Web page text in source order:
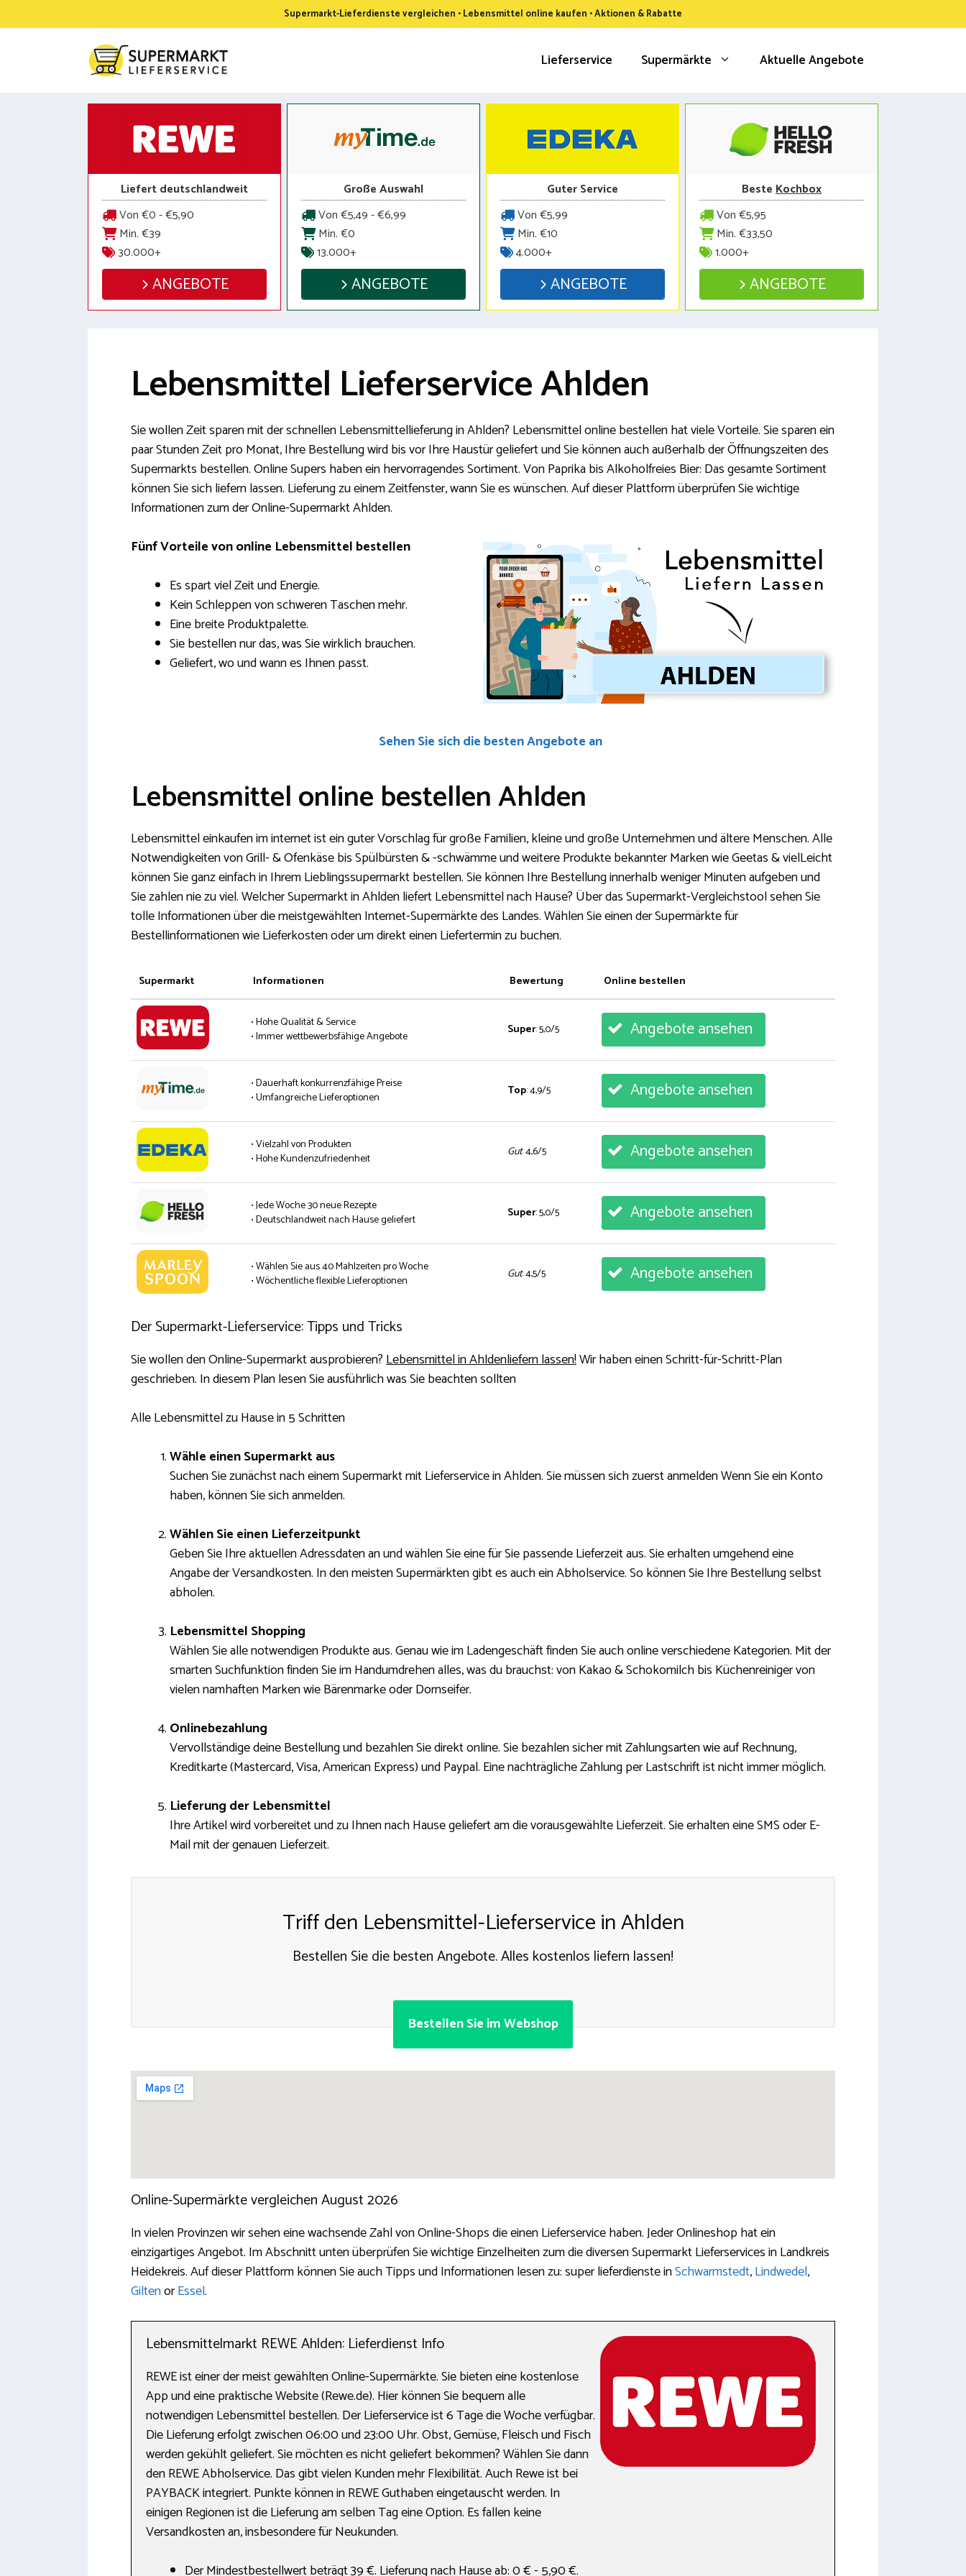
Inhalt
Supermarkt-Lieferdienste vergleichen • Lebensmittel online kaufen • Aktionen & Rabatte
Lieferservice Supermärkte Aktuelle Angebote
Liefert deutschlandweit
Von €0 - €5,90
Min. €39
30.000+
ANGEBOTE
Große Auswahl
Von €5,49 - €6,99
Min. €0
13.000+
ANGEBOTE
Guter Service
Von €5,99
Min. €10
4.000+
ANGEBOTE
BesteKochbox
Von €5,95
Min. €33,50
1.000+
ANGEBOTE
Lebensmittel Lieferservice Ahlden
Sie wollen Zeit sparen mit der schnellen Lebensmittellieferung in Ahlden? Lebensmittel online bestellen hat viele Vorteile. Sie sparen ein
paar Stunden Zeit pro Monat, Ihre Bestellung wird bis vor Ihre Haustür geliefert und Sie können auch außerhalb der Öffnungszeiten des
Supermarkts bestellen. Online Supers haben ein hervorragendes Sortiment. Von Paprika bis Alkoholfreies Bier: Das gesamte Sortiment
können Sie sich liefern lassen. Lieferung zu einem Zeitfenster, wann Sie es wünschen. Auf dieser Plattform überprüfen Sie wichtige
Informationen zum der Online-Supermarkt Ahlden.
Fünf Vorteile von online Lebensmittel bestellen
Es spart viel Zeit und Energie.
Kein Schleppen von schweren Taschen mehr.
Eine breite Produktpalette.
Sie bestellen nur das, was Sie wirklich brauchen.
Geliefert, wo und wann es Ihnen passt.
Sehen Sie sich die besten Angebote an
Lebensmittel online bestellen Ahlden
Lebensmittel einkaufen im internet ist ein guter Vorschlag für große Familien, kleine und große Unternehmen und ältere Menschen. Alle
Notwendigkeiten von Grill- & Ofenkäse bis Spülbürsten & -schwämme und weitere Produkte bekannter Marken wie Geetas & vielLeicht
können Sie ganz einfach in Ihrem Lieblingssupermarkt bestellen. Sie können Ihre Bestellung innerhalb weniger Minuten aufgeben und
Sie zahlen nie zu viel. Welcher Supermarkt in Ahlden liefert Lebensmittel nach Hause? Über das Supermarkt-Vergleichstool sehen Sie
tolle Informationen über die meistgewählten Internet-Supermärkte des Landes. Wählen Sie einen der Supermärkte für
Bestellinformationen wie Lieferkosten oder um direkt einen Liefertermin zu buchen.
Supermarkt Informationen Bewertung Online bestellen
• Hohe Qualität & Service
• Immer wettbewerbsfähige Angebote
Super: 5,0/5 Angebote ansehen
• Dauerhaft konkurrenzfähige Preise
• Umfangreiche Lieferoptionen
Top: 4,9/5 Angebote ansehen
• Vielzahl von Produkten
• Hohe Kundenzufriedenheit
Gut: 4,6/5 Angebote ansehen
• Jede Woche 30 neue Rezepte
• Deutschlandweit nach Hause geliefert
Super: 5,0/5 Angebote ansehen
• Wählen Sie aus 40 Mahlzeiten pro Woche
• Wöchentliche flexible Lieferoptionen
Gut: 4,5/5 Angebote ansehen
Der Supermarkt-Lieferservice: Tipps und Tricks
Sie wollen den Online-Supermarkt ausprobieren?Lebensmittel in Ahldenliefern lassen!Wir haben einen Schritt-für-Schritt-Plan
geschrieben. In diesem Plan lesen Sie ausführlich was Sie beachten sollten
Alle Lebensmittel zu Hause in 5 Schritten
Wähle einen Supermarkt aus
Suchen Sie zunächst nach einem Supermarkt mit Lieferservice in Ahlden. Sie müssen sich zuerst anmelden Wenn Sie ein Konto
haben, können Sie sich anmelden.
Wählen Sie einen Lieferzeitpunkt
Geben Sie Ihre aktuellen Adressdaten an und wählen Sie eine für Sie passende Lieferzeit aus. Sie erhalten umgehend eine
Angabe der Versandkosten. In den meisten Supermärkten gibt es auch ein Abholservice. So können Sie Ihre Bestellung selbst
abholen.
Lebensmittel Shopping
Wählen Sie alle notwendigen Produkte aus. Genau wie im Ladengeschäft finden Sie auch online verschiedene Kategorien. Mit der
smarten Suchfunktion finden Sie im Handumdrehen alles, was du brauchst: von Kakao & Schokomilch bis Küchenreiniger von
vielen namhaften Marken wie Bärenmarke oder Dornseifer.
Onlinebezahlung
Vervollständige deine Bestellung und bezahlen Sie direkt online. Sie bezahlen sicher mit Zahlungsarten wie auf Rechnung,
Kreditkarte (Mastercard, Visa, American Express) und Paypal. Eine nachträgliche Zahlung per Lastschrift ist nicht immer möglich.
Lieferung der Lebensmittel
Ihre Artikel wird vorbereitet und zu Ihnen nach Hause geliefert am die vorausgewählte Lieferzeit. Sie erhalten eine SMS oder E-
Mail mit der genauen Lieferzeit.
Triff den Lebensmittel-Lieferservice in Ahlden
Bestellen Sie die besten Angebote. Alles kostenlos liefern lassen!
Bestellen Sie im Webshop
Online-Supermärkte vergleichen August 2026
In vielen Provinzen wir sehen eine wachsende Zahl von Online-Shops die einen Lieferservice haben. Jeder Onlineshop hat ein
einzigartiges Angebot. Im Abschnitt unten überprüfen Sie wichtige Einzelheiten zum die diversen Supermarkt Lieferservices in Landkreis
Heidekreis. Auf dieser Plattform können Sie auch Tipps und Informationen lesen zu: super lieferdienste inSchwarmstedt,Lindwedel,
GiltenorEssel.
Lebensmittelmarkt REWE Ahlden: Lieferdienst Info
REWE ist einer der meist gewählten Online-Supermärkte. Sie bieten eine kostenlose
App und eine praktische Website (Rewe.de). Hier können Sie bequem alle
notwendigen Lebensmittel bestellen. Der Lieferservice ist 6 Tage die Woche verfügbar.
Die Lieferung erfolgt zwischen 06:00 und 23:00 Uhr. Obst, Gemüse, Fleisch und Fisch
werden gekühlt geliefert. Sie möchten es nicht geliefert bekommen? Wählen Sie dann
den REWE Abholservice. Das gibt vielen Kunden mehr Flexibilität. Auch Rewe ist bei
PAYBACK integriert. Punkte können in REWE Guthaben eingetauscht werden. In
einigen Regionen ist die Lieferung am selben Tag eine Option. Es fallen keine
Versandkosten an, insbesondere für Neukunden.
Der Mindestbestellwert beträgt 39 €. Lieferung nach Hause ab: 0 € - 5,90 €.